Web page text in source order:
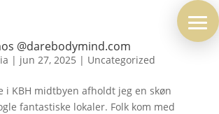
@darebodymind.com
| jun 27, 2025 | Uncategorized
i KBH midtbyen afholdt jeg en skøn
fantastiske lokaler. Folk kom med